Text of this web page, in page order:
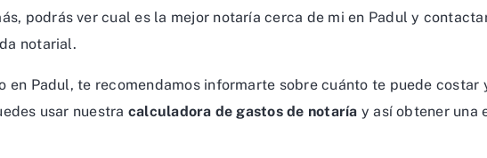
podrás ver cual es la mejor notaría cerca de mi en Padul y
notarial.
en Padul, te recomendamos informarte sobre cuánto te puede
usar nuestra calculadora de gastos de notaría y así obtener una